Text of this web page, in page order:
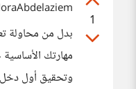
1
بدل من محاولة
مهارتك
وتحقيق أول دخل